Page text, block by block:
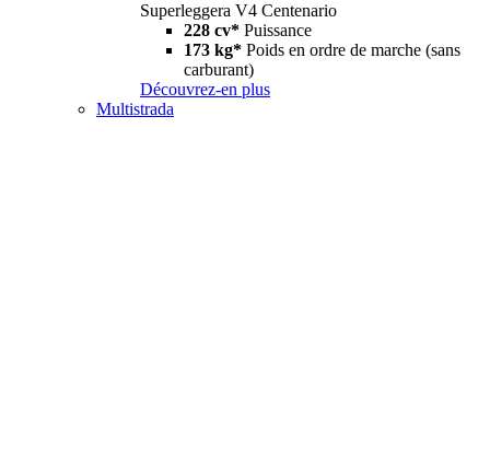
Superleggera V4 Centenario
228 cv* Puissance
173 kg* Poids en ordre de marche (sans
carburant)
Découvrez-en plus
Multistrada